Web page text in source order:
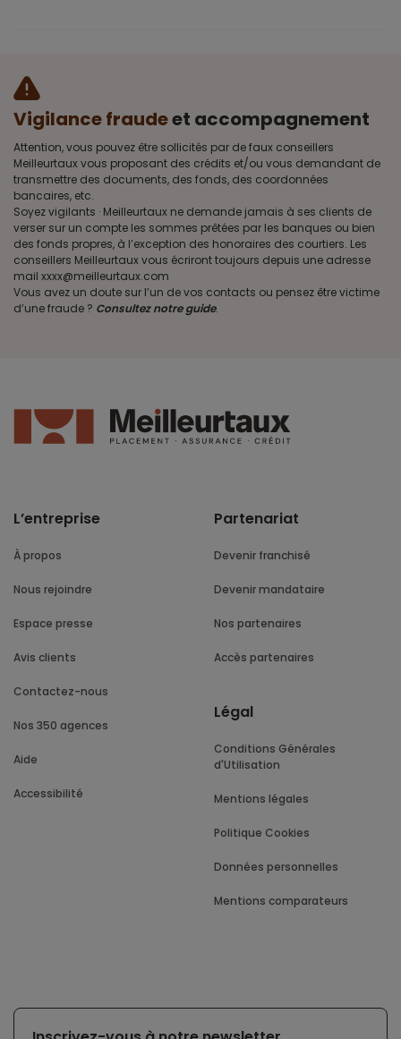
Vigilance fraudeet accompagnement
Attention, vous pouvez être sollicités par de faux conseillers
Meilleurtaux vous proposant des crédits et/ou vous demandant de
transmettre des documents, des fonds, des coordonnées
bancaires, etc.
Soyez vigilants · Meilleurtaux ne demande jamais à ses clients de
verser sur un compte les sommes prêtées par les banques ou bien
des fonds propres, à l’exception des honoraires des courtiers. Les
conseillers Meilleurtaux vous écriront toujours depuis une adresse
mail xxxx@meilleurtaux.com
Vous avez un doute sur l’un de vos contacts ou pensez être victime
d’une fraude ? Consultez notre guide.
L’entreprise
À propos
Nous rejoindre
Espace presse
Avis clients
Contactez-nous
Nos 350 agences
Aide
Accessibilité
Partenariat
Devenir franchisé
Devenir mandataire
Nos partenaires
Accès partenaires
Légal
Conditions Générales
d'Utilisation
Mentions légales
Politique Cookies
Données personnelles
Mentions comparateurs